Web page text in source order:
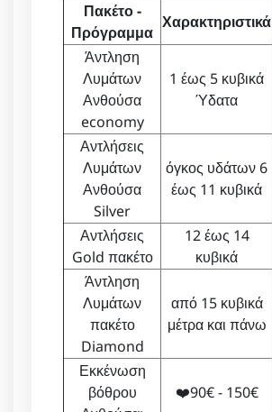
Πακέτο -
Πρόγραμμα
Χαρακτηριστικά
Άντληση
Λυμάτων
Ανθούσα
economy
1 έως 5 κυβικά
Ύδατα
Αντλήσεις
Λυμάτων
Ανθούσα
Silver
όγκος υδάτων 6
έως 11 κυβικά
Αντλήσεις
Gold πακέτο
12 έως 14
κυβικά
Άντληση
Λυμάτων
πακέτο
Diamond
από 15 κυβικά
μέτρα και πάνω
Εκκένωση
βόθρου
❤️90€ - 150€